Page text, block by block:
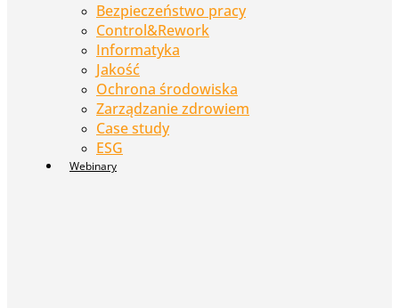
Bezpieczeństwo pracy
Control&Rework
Informatyka
Jakość
Ochrona środowiska
Zarządzanie zdrowiem
Case study
ESG
Webinary